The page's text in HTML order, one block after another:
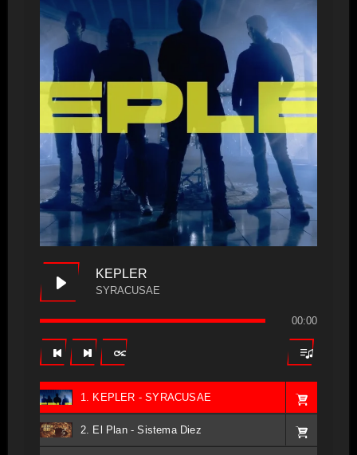
KEPLER
SYRACUSAE
00:00
1. KEPLER - SYRACUSAE
2. El Plan - Sistema Diez